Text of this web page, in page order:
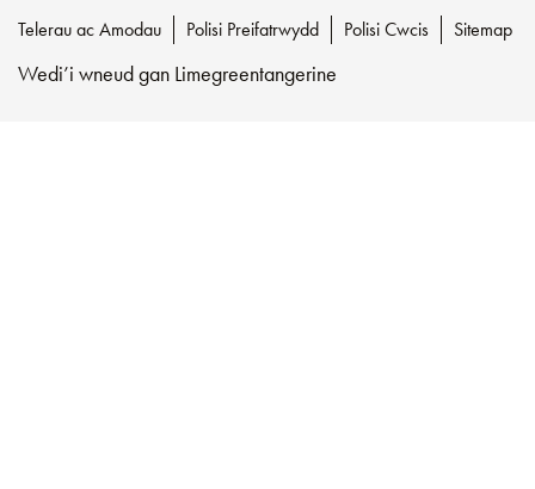
Telerau ac Amodau Polisi Preifatrwydd Polisi Cwcis Sitemap
Wedi’i wneud gan Limegreentangerine